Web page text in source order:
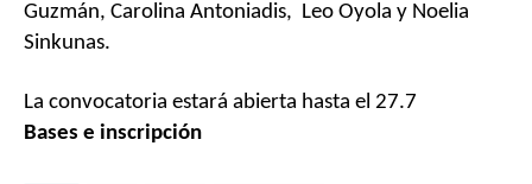
Guzmán, Carolina Antoniadis, Leo Oyola y Noelia
Sinkunas.
La convocatoria estará abierta hasta el 27.7
Bases e inscripción